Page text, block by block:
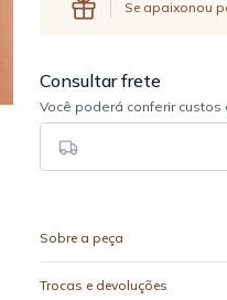
Se apaixonou
Sobre a peça
Trocas e devoluções